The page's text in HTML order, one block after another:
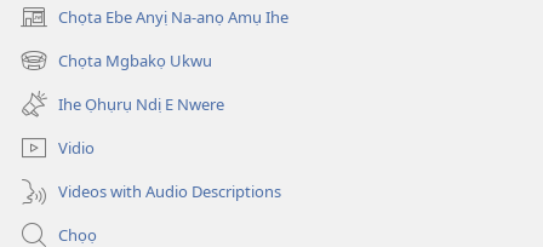
Chọta Ebe Anyị Na-anọ Amụ Ihe
(ga-
emepere
gị
ebe
ọzọ
ị
anọ
gụọ
ya)
Chọta Mgbakọ Ukwu
(ga-
emepere
gị
ebe
ọzọ
ị
ga-
anọ
Ihe Ọhụrụ Ndị E Nwere
Vidio
Videos with Audio Descriptions
Chọọ